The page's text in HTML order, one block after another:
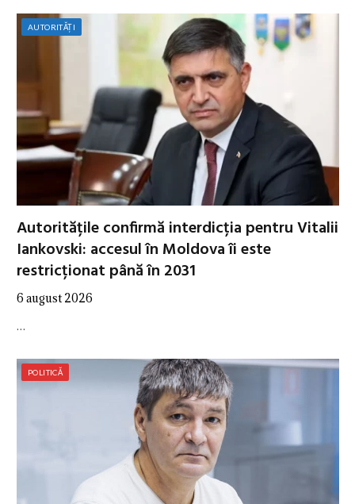
AUTORITĂȚI
Autoritățile confirmă interdicția pentru Vitalii
Iankovski: accesul în Moldova îi este
restricționat până în 2031
6 august 2026
…
POLITICĂ